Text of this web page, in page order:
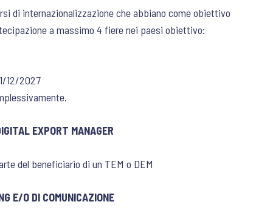
di internazionalizzazione che abbiano come obiettivo
a massimo 4 fiere nei paesi obiettivo:
12/2027
EXPORT MANAGER
del beneficiario di un TEM o DEM
E/O DI COMUNICAZIONE